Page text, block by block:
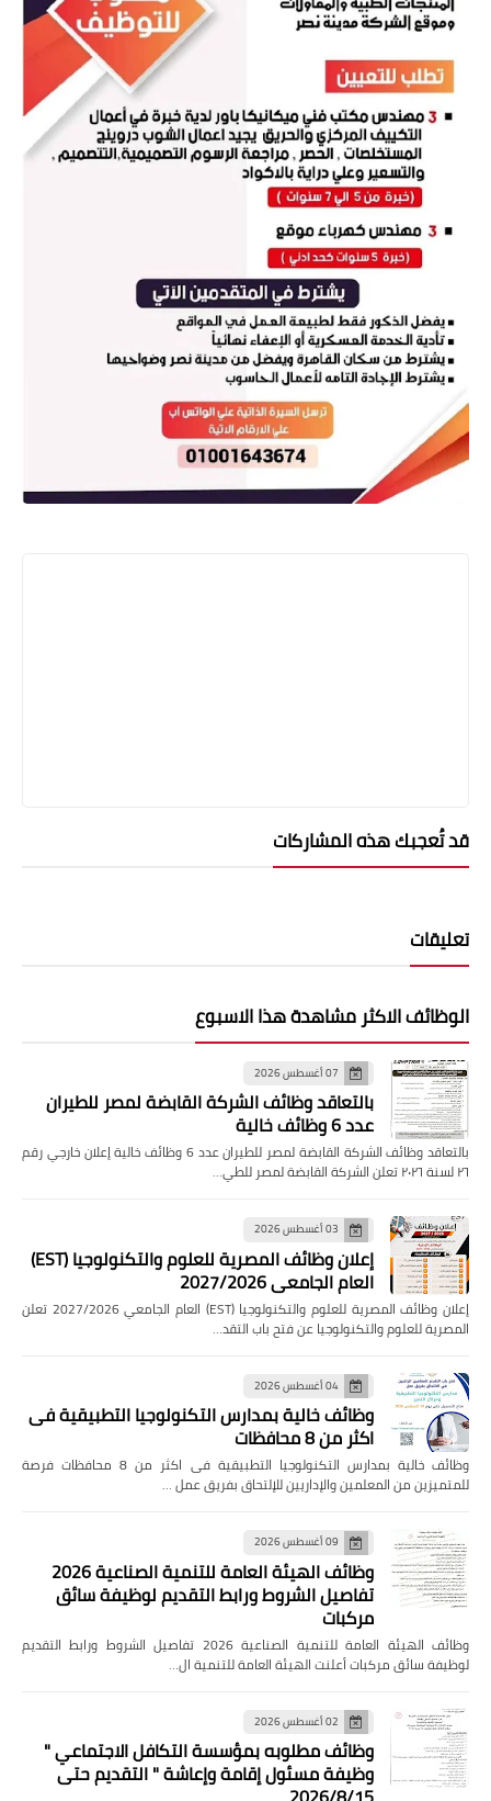
قد تُعجبك هذه المشاركات
تعليقات
الوظائف الاكثر مشاهدة هذا الاسبوع
07 أغسطس 2026
بالتعاقد وظائف الشركة القابضة لمصر للطيران
عدد 6 وظائف خالية
بالتعاقد وظائف الشركة القابضة لمصر للطيران عدد 6 وظائف خالية إعلان خارجي رقم
٢٦ لسنة ٢٠٢٦ تعلن الشركة القابضة لمصر للطي…
03 أغسطس 2026
إعلان وظائف المصرية للعلوم والتكنولوجيا (EST)
العام الجامعي 2027/2026
إعلان وظائف المصرية للعلوم والتكنولوجيا (EST) العام الجامعي 2027/2026 تعلن
المصرية للعلوم والتكنولوجيا عن فتح باب التقد…
04 أغسطس 2026
وظائف خالية بمدارس التكنولوجيا التطبيقية فى
اكثر من 8 محافظات
وظائف خالية بمدارس التكنولوجيا التطبيقية فى اكثر من 8 محافظات فرصة
للمتميزين من المعلمين والإداريين للإلتحاق بفريق عمل …
09 أغسطس 2026
وظائف الهيئة العامة للتنمية الصناعية 2026
تفاصيل الشروط ورابط التقديم لوظيفة سائق
مركبات
وظائف الهيئة العامة للتنمية الصناعية 2026 تفاصيل الشروط ورابط التقديم
لوظيفة سائق مركبات أعلنت الهيئة العامة للتنمية ال…
02 أغسطس 2026
وظائف مطلوبه بمؤسسة التكافل الاجتماعي "
وظيفة مسئول إقامة وإعاشة " التقديم حتى